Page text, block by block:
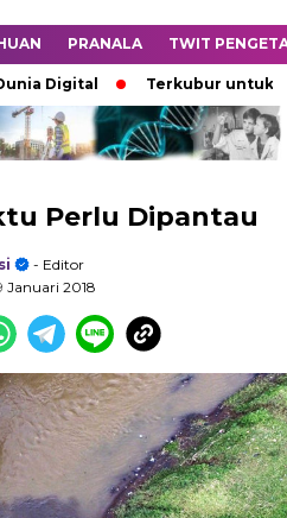
PRANALA TWIT
Digital Terkubur untuk Hidup
Perlu Dipantau
- Editor
Januari 2018